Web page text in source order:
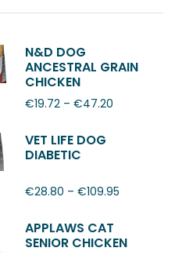
N&D DOG
ANCESTRAL GRAIN
CHICKEN
POMEGRANATE
ADULT MINI
€19.72 – €47.20
VET LIFE DOG
DIABETIC
€28.80 – €109.95
APPLAWS CAT
SENIOR CHICKEN